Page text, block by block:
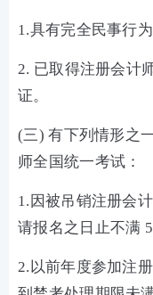
1.具有完全民事行
2. 已取得注册会计
证。
(三) 有下列情形之
师全国统一考试：
1.因被吊销注册会
请报名之日止不满
2.以前年度参加注